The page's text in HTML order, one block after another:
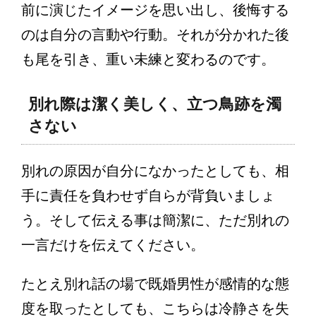
前に演じたイメージを思い出し、後悔する
のは自分の言動や行動。それが分かれた後
も尾を引き、重い未練と変わるのです。
別れ際は潔く美しく、立つ鳥跡を濁
さない
別れの原因が自分になかったとしても、相
手に責任を負わせず自らが背負いましょ
う。そして伝える事は簡潔に、ただ別れの
一言だけを伝えてください。
たとえ別れ話の場で既婚男性が感情的な態
度を取ったとしても、こちらは冷静さを失